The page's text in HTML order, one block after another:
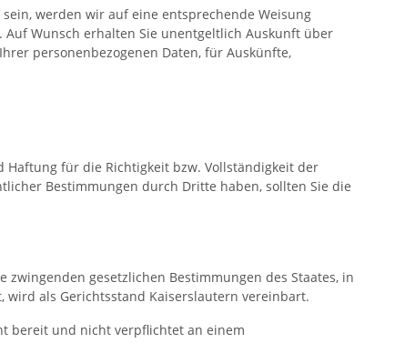
werden wir auf eine entsprechende Weisung
Wunsch erhalten Sie unentgeltlich Auskunft über
personenbezogenen Daten, für Auskünfte,
für die Richtigkeit bzw. Vollständigkeit der
Bestimmungen durch Dritte haben, sollten Sie die
gesetzlichen Bestimmungen des Staates, in
als Gerichtsstand Kaiserslautern vereinbart.
bereit und nicht verpflichtet an einem